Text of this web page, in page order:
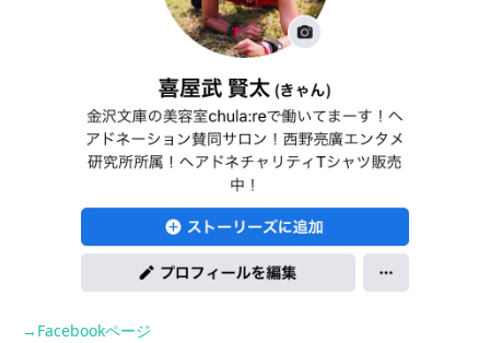
→Facebookページ